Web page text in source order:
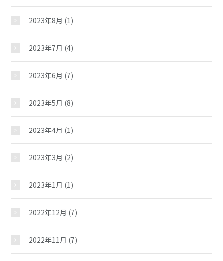
ギャラリー
夢ステーション
2023年8月 (1)
2023年7月 (4)
2023年6月 (7)
2023年5月 (8)
2023年4月 (1)
2023年3月 (2)
2023年1月 (1)
2022年12月 (7)
2022年11月 (7)